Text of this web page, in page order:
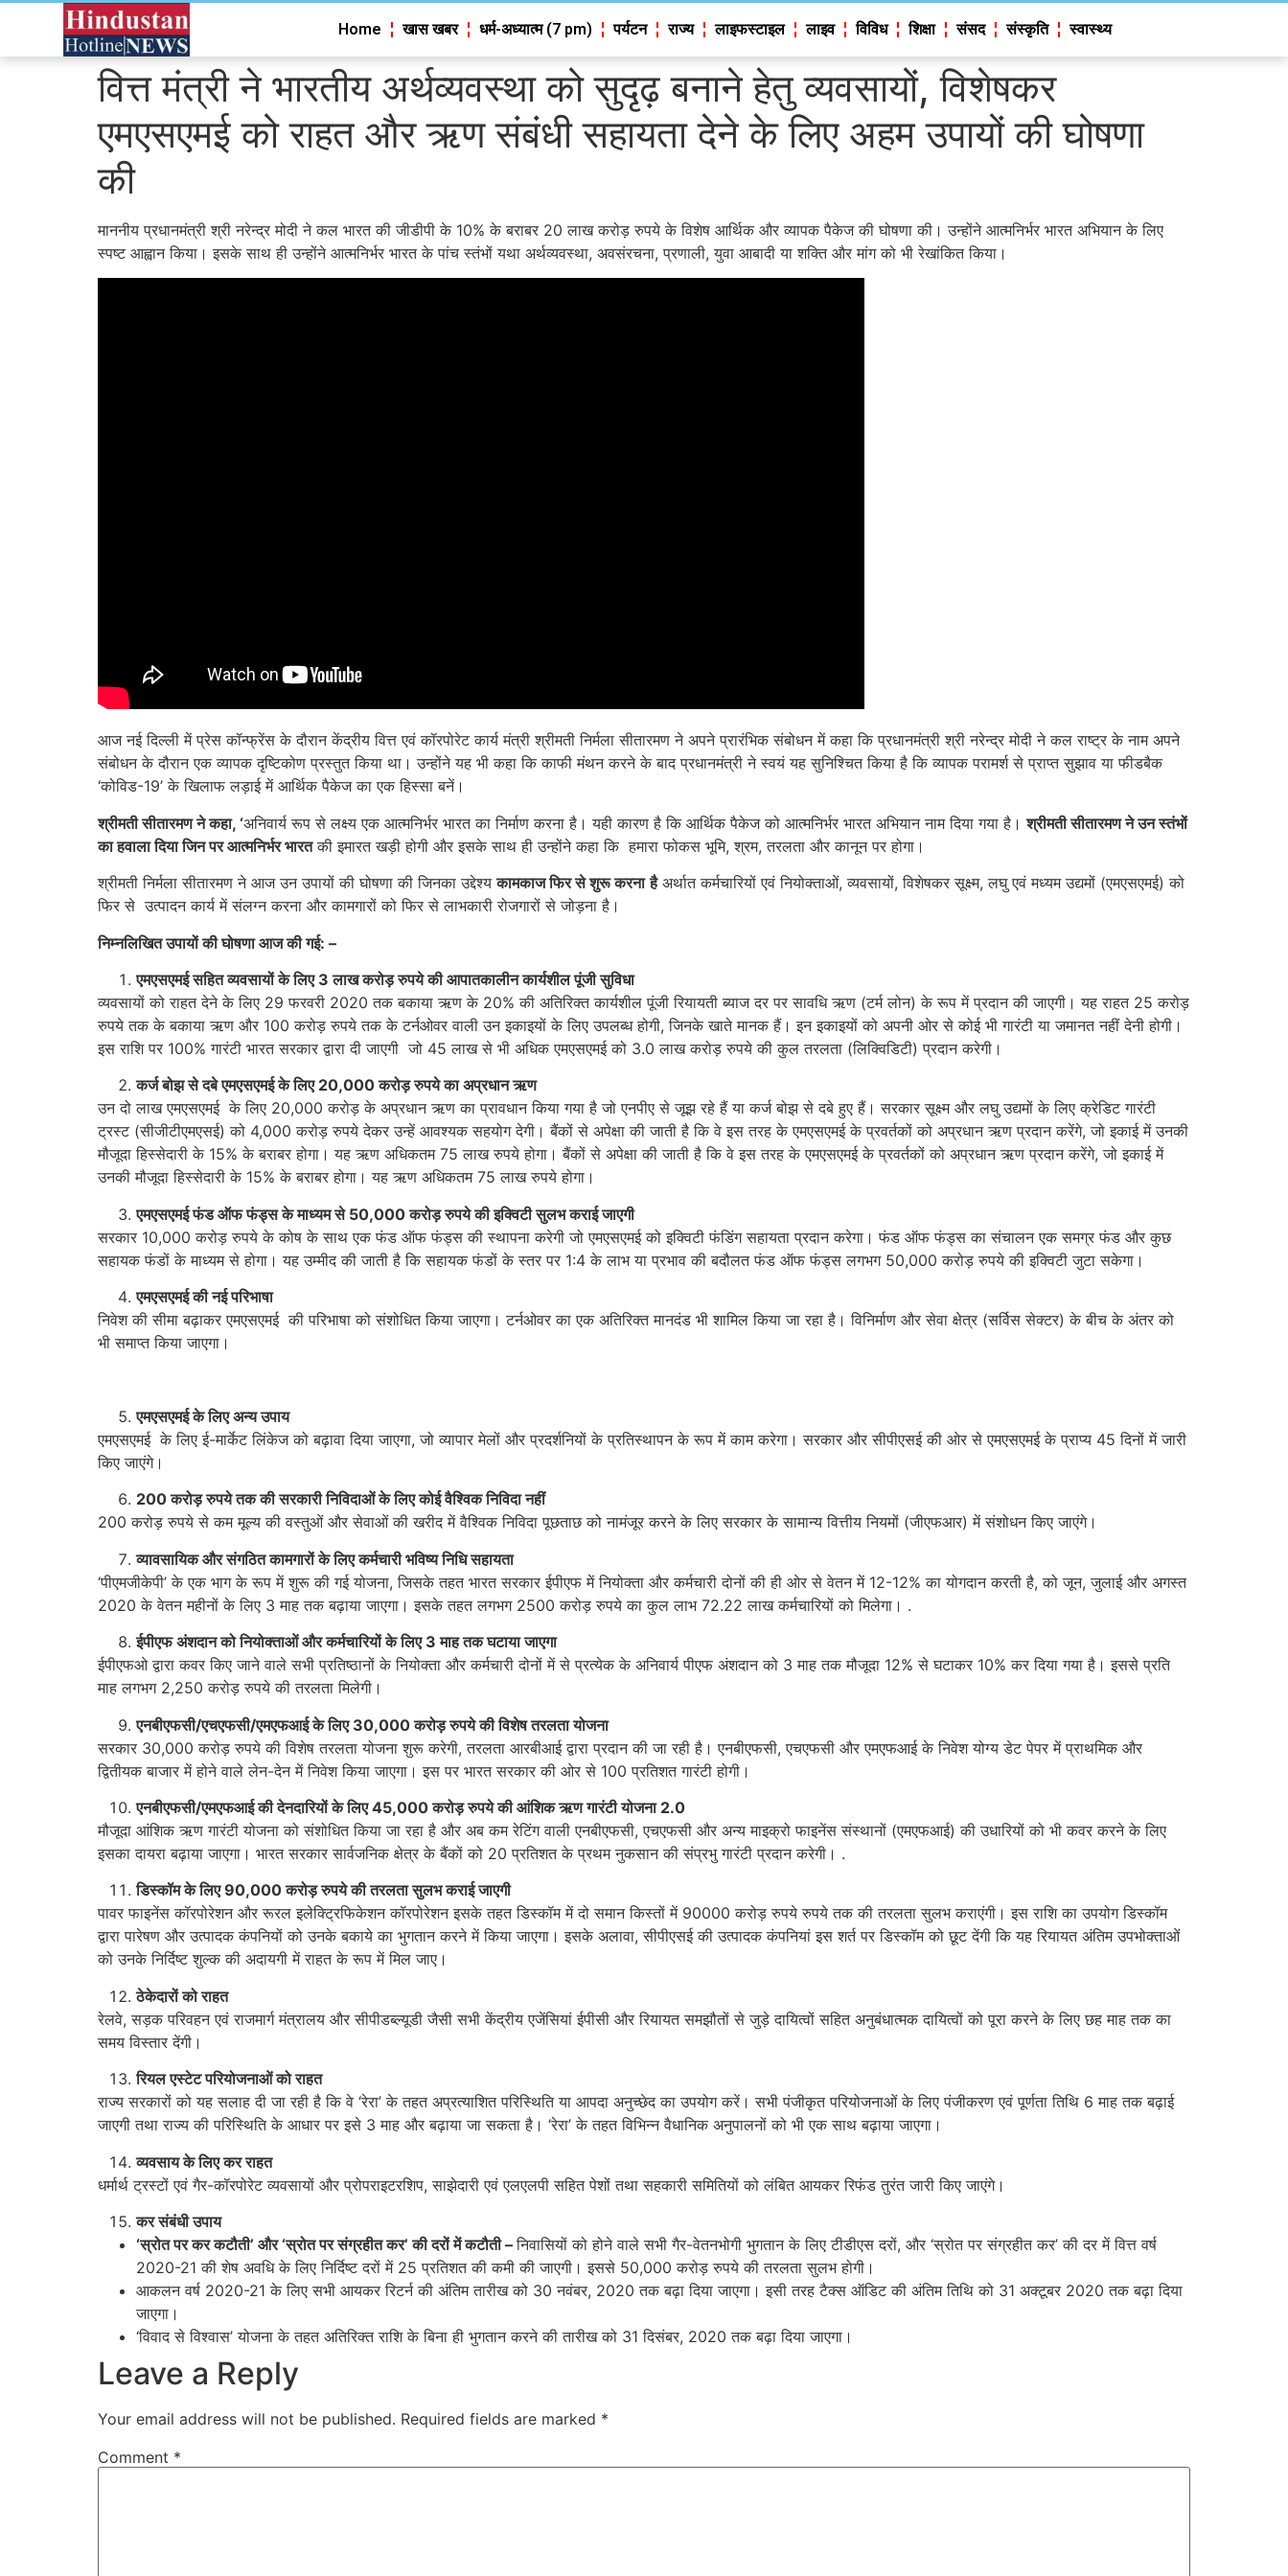
Home खास खबर धर्म-अध्यात्म (7 pm) पर्यटन राज्य लाइफस्टाइल लाइव विविध शिक्षा संसद संस्कृति स्वास्थ्य
वित्त मंत्री ने भारतीय अर्थव्यवस्था को सुदृढ़ बनाने हेतु व्यवसायों, विशेषकर
एमएसएमई को राहत और ऋण संबंधी सहायता देने के लिए अहम उपायों की घोषणा
की
माननीय प्रधानमंत्री श्री नरेन्‍द्र मोदी ने कल भारत की जीडीपी के 10% के बराबर 20 लाख करोड़ रुपये के विशेष आर्थिक और व्यापक पैकेज की घोषणा की। उन्‍होंने आत्मनिर्भर भारत अभियान के लिए
स्‍पष्‍ट आह्वान किया। इसके साथ ही उन्‍होंने आत्मनिर्भर भारत के पांच स्तंभों यथा अर्थव्यवस्था, अवसंरचना, प्रणाली, युवा आबादी या शक्ति और मांग को भी रेखांकित किया।
आज नई दिल्‍ली में प्रेस कॉन्फ्रेंस के दौरान केंद्रीय वित्त एवं कॉरपोरेट कार्य मंत्री श्रीमती निर्मला सीतारमण ने अपने प्रारंभिक संबोधन में कहा कि प्रधानमंत्री श्री नरेन्‍द्र मोदी ने कल राष्ट्र के नाम अपने
संबोधन के दौरान एक व्यापक दृष्टिकोण प्रस्‍तुत किया था। उन्होंने यह भी कहा कि काफी मंथन करने के बाद प्रधानमंत्री ने स्वयं यह सुनिश्चित किया है कि व्यापक परामर्श से प्राप्त सुझाव या फीडबैक
‘कोविड-19’ के खिलाफ लड़ाई में आर्थिक पैकेज का एक हिस्सा बनें।
श्रीमती सीतारमण ने कहा, ‘अनिवार्य रूप से लक्ष्य एक आत्मनिर्भर भारत का निर्माण करना है। यही कारण है कि आर्थिक पैकेज को आत्मनिर्भर भारत अभियान नाम दिया गया है।श्रीमती सीतारमण ने उन स्तंभों
का हवाला दिया जिन परआत्मनिर्भर भारतकी इमारत खड़ी होगी और इसके साथ ही उन्‍होंने कहा कि हमारा फोकस भूमि, श्रम, तरलता और कानून पर होगा।
श्रीमती निर्मला सीतारमण ने आज उन उपायों की घोषणा की जिनका उद्देश्‍यकामकाज फि‍र से शुरू करना हैअर्थात कर्मचारियों एवं नियोक्ताओं, व्यवसायों, विशेषकर सूक्ष्म, लघु एवं मध्‍यम उद्यमों (एमएसएमई) को
फि‍र से उत्‍पादन कार्य में संलग्‍न करना और कामगारों को फि‍र से लाभकारी रोजगारों से जोड़ना है।
निम्नलिखित उपायों की घोषणा आज की गई: –
एमएसएमई सहित व्‍यवसायों के लिए 3लाख करोड़ रुपये की आपातकालीन कार्यशील पूंजी सुविधा
व्यवसायों को राहत देने के लिए 29 फरवरी 2020 तक बकाया ऋण के 20% की अतिरिक्त कार्यशील पूंजी रियायती ब्‍याज दर पर सावधि ऋण (टर्म लोन) के रूप में प्रदान की जाएगी। यह राहत 25 करोड़
रुपये तक के बकाया ऋण और 100 करोड़ रुपये तक के टर्नओवर वाली उन इकाइयों के लिए उपलब्ध होगी, जिनके खाते मानक हैं। इन इकाइयों को अपनी ओर से कोई भी गारंटी या जमानत नहीं देनी होगी।
इस राशि पर 100% गारंटी भारत सरकार द्वारा दी जाएगी जो 45 लाख से भी अधिक एमएसएमई को 3.0 लाख करोड़ रुपये की कुल तरलता (लिक्विडिटी) प्रदान करेगी।
कर्ज बोझ से दबे एमएसएमई के लिए 20,000 करोड़ रुपये का अप्रधान ऋण
उन दो लाख एमएसएमई के लिए 20,000 करोड़ के अप्रधान ऋण का प्रावधान किया गया है जो एनपीए से जूझ रहे हैं या कर्ज बोझ से दबे हुए हैं। सरकार सूक्ष्म और लघु उद्यमों के लिए क्रेडिट गारंटी
ट्रस्ट (सीजीटीएमएसई) को 4,000 करोड़ रुपये देकर उन्‍हें आवश्‍यक सहयोग देगी। बैंकों से अपेक्षा की जाती है कि वे इस तरह के एमएसएमई के प्रवर्तकों को अप्रधान ऋण प्रदान करेंगे, जो इकाई में उनकी
मौजूदा हिस्सेदारी के 15% के बराबर होगा। यह ऋण अधिकतम 75 लाख रुपये होगा। बैंकों से अपेक्षा की जाती है कि वे इस तरह के एमएसएमई के प्रवर्तकों को अप्रधान ऋण प्रदान करेंगे, जो इकाई में
उनकी मौजूदा हिस्सेदारी के 15% के बराबर होगा। यह ऋण अधिकतम 75 लाख रुपये होगा।
एमएसएमई फंड ऑफ फंड्स के माध्यम से 50,000करोड़ रुपये की इक्विटी सुलभ कराई जाएगी
सरकार 10,000 करोड़ रुपये के कोष के साथ एक फंड ऑफ फंड्स की स्थापना करेगी जो एमएसएमई को इक्विटी फंडिंग सहायता प्रदान करेगा। फंड ऑफ फंड्स का संचालन एक समग्र फंड और कुछ
सहायक फंडों के माध्‍यम से होगा। यह उम्मीद की जाती है कि सहायक फंडों के स्तर पर 1:4 के लाभ या प्रभाव की बदौलत फंड ऑफ फंड्स लगभग 50,000 करोड़ रुपये की इक्विटी जुटा सकेगा।
एमएसएमई की नई परिभाषा
निवेश की सीमा बढ़ाकर एमएसएमई की परिभाषा को संशोधित किया जाएगा। टर्नओवर का एक अतिरिक्त मानदंड भी शामिल किया जा रहा है। विनिर्माण और सेवा क्षेत्र (सर्विस सेक्‍टर) के बीच के अंतर को
भी समाप्त किया जाएगा।
एमएसएमई के लिए अन्य उपाय
एमएसएमई के लिए ई-मार्केट लिंकेज को बढ़ावा दिया जाएगा, जो व्यापार मेलों और प्रदर्शनियों के प्रतिस्थापन के रूप में काम करेगा। सरकार और सीपीएसई की ओर से एमएसएमई के प्राप्य 45 दिनों में जारी
किए जाएंगे।
200करोड़ रुपये तक की सरकारी निविदाओं के लिए कोई वैश्विक निविदा नहीं
200 करोड़ रुपये से कम मूल्य की वस्तुओं और सेवाओं की खरीद में वैश्विक निविदा पूछताछ को नामंजूर करने के लिए सरकार के सामान्य वित्तीय नियमों (जीएफआर) में संशोधन किए जाएंगे।
व्यावसायि‍क और संगठित कामगारों के लिए कर्मचारी भविष्य निधि सहायता
‘पीएमजीकेपी’ के एक भाग के रूप में शुरू की गई योजना, जिसके तहत भारत सरकार ईपीएफ में नियोक्ता और कर्मचारी दोनों की ही ओर से वेतन में 12-12% का योगदान करती है, को जून, जुलाई और अगस्त
2020 के वेतन महीनों के लिए 3 माह तक बढ़ाया जाएगा। इसके तहत लगभग 2500 करोड़ रुपये का कुल लाभ 72.22 लाख कर्मचारियों को मिलेगा। .
ईपीएफ अंशदान को नियोक्ताओं और कर्मचारियों के लिए 3माह तक घटाया जाएगा
ईपीएफओ द्वारा कवर किए जाने वाले सभी प्रतिष्ठानों के नियोक्ता और कर्मचारी दोनों में से प्रत्‍येक के अनिवार्य पीएफ अंशदान को 3 माह तक मौजूदा 12% से घटाकर 10% कर दिया गया है। इससे प्रति
माह लगभग 2,250 करोड़ रुपये की तरलता मिलेगी।
एनबीएफसी/एचएफसी/एमएफआई के लिए 30,000करोड़ रुपये की विशेष तरलता योजना
सरकार 30,000 करोड़ रुपये की विशेष तरलता योजना शुरू करेगी, तरलता आरबीआई द्वारा प्रदान की जा रही है। एनबीएफसी, एचएफसी और एमएफआई के निवेश योग्‍य डेट पेपर में प्राथमिक और
द्वितीयक बाजार में होने वाले लेन-देन में निवेश किया जाएगा। इस पर भारत सरकार की ओर से 100 प्रतिशत गारंटी होगी।
एनबीएफसी/एमएफआई की देनदारियों के लिए45,000करोड़ रुपये की आंशिक ऋण गारंटी योजना 2.0
मौजूदा आंशिक ऋण गारंटी योजना को संशोधित किया जा रहा है और अब कम रेटिंग वाली एनबीएफसी, एचएफसी और अन्य माइक्रो फाइनेंस संस्‍थानों (एमएफआई) की उधारियों को भी कवर करने के लिए
इसका दायरा बढ़ाया जाएगा। भारत सरकार सार्वजनिक क्षेत्र के बैंकों को 20 प्रतिशत के प्रथम नुकसान की संप्रभु गारंटी प्रदान करेगी। .
डिस्कॉम के लिए90,000करोड़ रुपये की तरलता सुलभ कराई जाएगी
पावर फाइनेंस कॉरपोरेशन और रूरल इलेक्ट्रिफिकेशन कॉरपोरेशन इसके तहत डिस्‍कॉम में दो समान किस्‍तों में 90000 करोड़ रुपये रुपये तक की तरलता सुलभ कराएंगी। इस राशि का उपयोग डिस्‍कॉम
द्वारा पारेषण और उत्‍पादक कंपनियों को उनके बकाये का भुगतान करने में किया जाएगा। इसके अलावा, सीपीएसई की उत्‍पादक कंपनियां इस शर्त पर डिस्‍कॉम को छूट देंगी कि यह रियायत अंतिम उपभोक्ताओं
को उनके निर्दिष्‍ट शुल्क की अदायगी में राहत के रूप में मिल जाए।
ठेकेदारों को राहत
रेलवे, सड़क परिवहन एवं राजमार्ग मंत्रालय और सीपीडब्ल्यूडी जैसी सभी केंद्रीय एजेंसियां ईपीसी और रियायत समझौतों से जुड़े दायित्‍वों सहित अनुबंधात्मक दायित्‍वों को पूरा करने के लिए छह माह तक का
समय विस्तार देंगी।
रियल एस्टेट परियोजनाओं को राहत
राज्य सरकारों को यह सलाह दी जा रही है कि वे ‘रेरा’ के तहत अप्रत्‍याशित परिस्थिति या आपदा अनुच्‍छेद का उपयोग करें। सभी पंजीकृत परियोजनाओं के लिए पंजीकरण एवं पूर्णता तिथि 6 माह तक बढ़ाई
जाएगी तथा राज्य की परिस्थिति के आधार पर इसे 3 माह और बढ़ाया जा सकता है। ‘रेरा’ के तहत विभिन्न वैधानिक अनुपालनों को भी एक साथ बढ़ाया जाएगा।
व्‍यवसाय के लिए कर राहत
धर्मार्थ ट्रस्टों एवं गैर-कॉरपोरेट व्यवसायों और प्रोपराइटरशिप, साझेदारी एवं एलएलपी सहित पेशों तथा सहकारी समितियों को लंबित आयकर रिफंड तुरंत जारी किए जाएंगे।
कर संबंधी उपाय
‘स्रोत पर कर कटौती’ और‘स्रोत पर संग्रहीत कर’की दरों में कटौती –निवासियों को होने वाले सभी गैर-वेतनभोगी भुगतान के लिए टीडीएस दरों, और ‘स्रोत पर संग्रहीत कर’ की दर में वित्त वर्ष
2020-21 की शेष अवधि के लिए निर्दिष्ट दरों में 25 प्रतिशत की कमी की जाएगी। इससे 50,000 करोड़ रुपये की तरलता सुलभ होगी।
आकलन वर्ष 2020-21 के लिए सभी आयकर रिटर्न की अंतिम तारीख को 30 नवंबर, 2020 तक बढ़ा दिया जाएगा। इसी तरह टैक्स ऑडिट की अंतिम तिथि को 31 अक्टूबर 2020 तक बढ़ा दिया
जाएगा।
‘विवाद से विश्वास’ योजना के तहत अतिरिक्त राशि के बिना ही भुगतान करने की तारीख को 31 दिसंबर, 2020 तक बढ़ा दिया जाएगा।
Leave a Reply
Your email address will not be published. Required fields are marked *
Comment *